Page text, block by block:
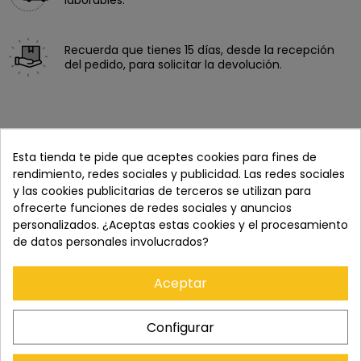
Recuerda que tienes 15 días, desde la recepción
del pedido, para solicitar la devolución.
Cómpralo con
+ +
Esta tienda te pide que aceptes cookies para fines de
rendimiento, redes sociales y publicidad. Las redes sociales
y las cookies publicitarias de terceros se utilizan para
ofrecerte funciones de redes sociales y anuncios
personalizados. ¿Aceptas estas cookies y el procesamiento
de datos personales involucrados?
Aceptar
Configurar